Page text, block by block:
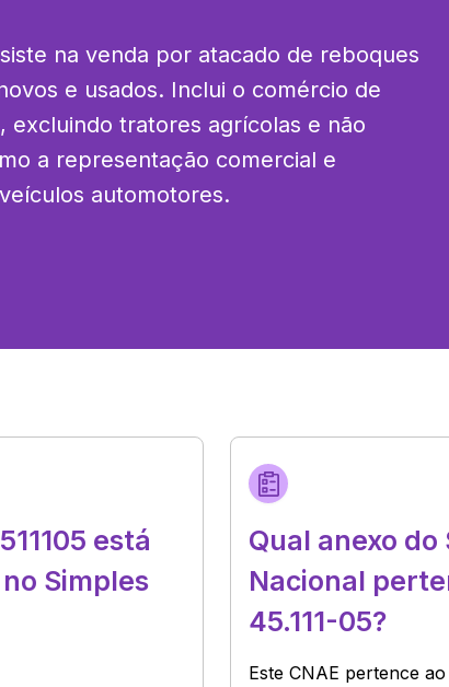
na venda por atacado de reboques
e usados. Inclui o comércio de
excluindo tratores agrícolas e não
a representação comercial e
automotores.
está
Simples
Qual anexo do
Nacional
45.111-05?
Este CNAE pertence ao